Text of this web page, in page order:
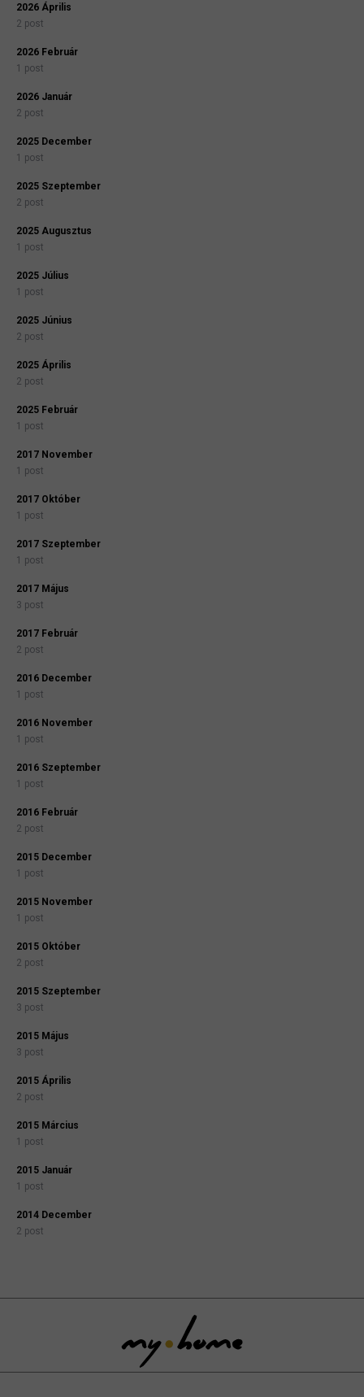
2026 Április
2 post
2026 Február
1 post
2026 Január
2 post
2025 December
1 post
2025 Szeptember
2 post
2025 Augusztus
1 post
2025 Július
1 post
2025 Június
2 post
2025 Április
2 post
2025 Február
1 post
2017 November
1 post
2017 Október
1 post
2017 Szeptember
1 post
2017 Május
3 post
2017 Február
2 post
2016 December
1 post
2016 November
1 post
2016 Szeptember
1 post
2016 Február
2 post
2015 December
1 post
2015 November
1 post
2015 Október
2 post
2015 Szeptember
3 post
2015 Május
3 post
2015 Április
2 post
2015 Március
1 post
2015 Január
1 post
2014 December
2 post